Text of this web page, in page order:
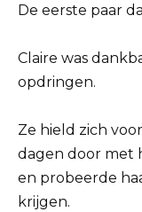
De eerste paar
Claire was
opdringen.
Ze hield zich
dagen door met
en probeerde
krijgen.